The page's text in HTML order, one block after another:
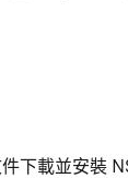
下載並安裝